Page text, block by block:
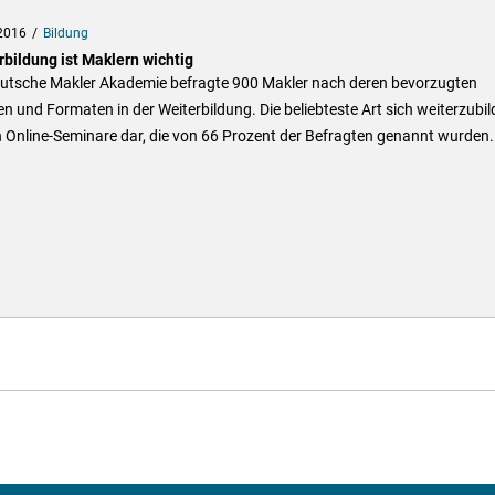
Bildung
ist Maklern wichtig
Makler Akademie befragte 900 Makler nach deren bevorzugten
und Formaten in der Weiterbildung. Die beliebteste Art sich
Online-Seminare dar, die von 66 Prozent der Befragten genannt wurden.